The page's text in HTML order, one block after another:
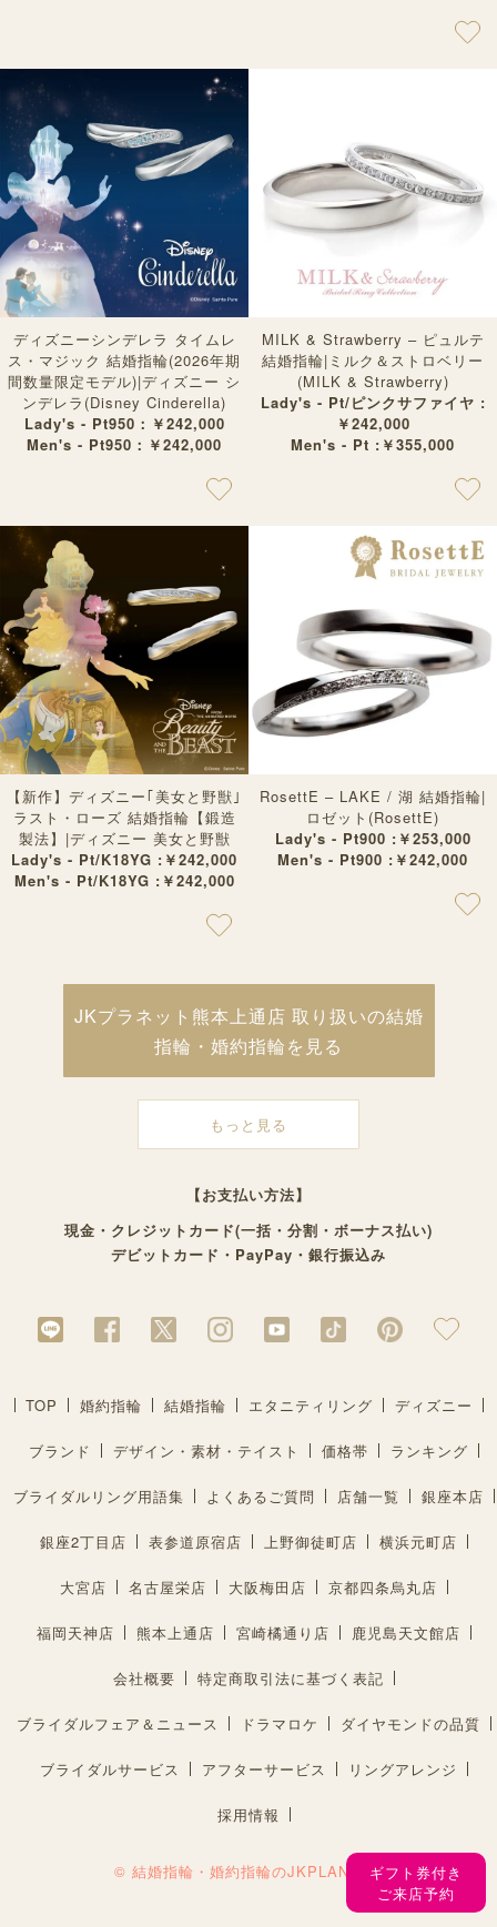
ディズニーシンデレラ タイムレ
ス・マジック 結婚指輪(2026年期
間数量限定モデル)|ディズニー シ
ンデレラ(Disney Cinderella)
Lady's - Pt950：￥242,000
Men's - Pt950：￥242,000
MILK & Strawberry – ピュルテ
結婚指輪|ミルク＆ストロベリー
(MILK & Strawberry)
Lady's - Pt/ピンクサファイヤ :
￥242,000
Men's - Pt :￥355,000
【新作】ディズニー｢美女と野獣｣
ラスト・ローズ 結婚指輪【鍛造
製法】|ディズニー 美女と野獣
Lady's - Pt/K18YG :￥242,000
Men's - Pt/K18YG :￥242,000
RosettE – LAKE / 湖 結婚指輪|
ロゼット(RosettE)
Lady's - Pt900 :￥253,000
Men's - Pt900 :￥242,000
JKプラネット熊本上通店 取り扱いの結婚
指輪・婚約指輪を見る
もっと見る
ギフト券付き
ご来店予約
【お支払い方法】
現金・クレジットカード(一括・分割・ボーナス払い)
デビットカード・PayPay・銀行振込み
TOP 婚約指輪 結婚指輪 エタニティリング ディズニー
ブランド デザイン・素材・テイスト 価格帯 ランキング
ブライダルリング用語集 よくあるご質問 店舗一覧 銀座本店
銀座2丁目店 表参道原宿店 上野御徒町店 横浜元町店
大宮店 名古屋栄店 大阪梅田店 京都四条烏丸店
福岡天神店 熊本上通店 宮崎橘通り店 鹿児島天文館店
会社概要 特定商取引法に基づく表記
ブライダルフェア＆ニュース ドラマロケ ダイヤモンドの品質
ブライダルサービス アフターサービス リングアレンジ
採用情報
© 結婚指輪・婚約指輪のJKPLANET®︎